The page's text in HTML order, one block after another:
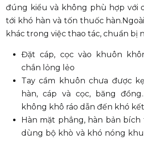
đúng kiểu và không phù hợp với
tới khó hàn và tốn thuốc
khác trong việc thao tác, chuẩn bị
Đặt cáp, cọc vào khuôn
chắn lỏng lẻo
Tay cầm khuôn chưa được
hàn, cáp và cọc, băng
không khô ráo dẫn đến khó
Hàn mặt phẳng, hàn bản
dùng bộ khò và khó nóng